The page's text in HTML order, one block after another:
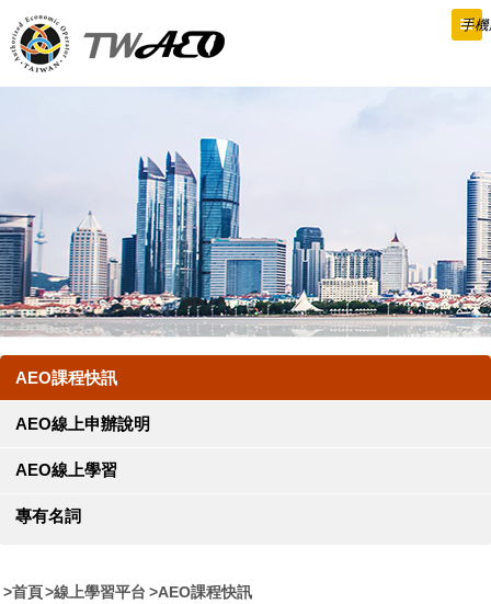
到
主
手
AEO課程快訊
AEO線上申辦說明
AEO線上學習
專有名詞
首頁 線上學習平台 AEO課程快訊